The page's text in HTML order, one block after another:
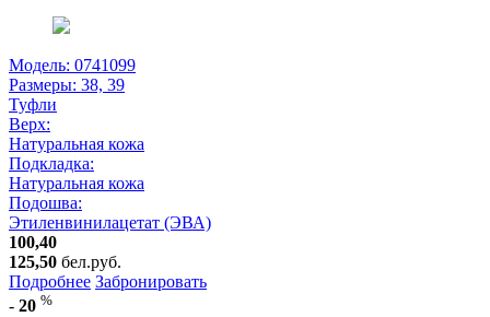
Модель: 0741099
Размеры: 38, 39
Туфли
Верх:
Натуральная кожа
Подкладка:
Натуральная кожа
Подошва:
Этиленвинилацетат (ЭВА)
100,40
125,50 бел.руб.
Подробнее Забронировать
- 20 %